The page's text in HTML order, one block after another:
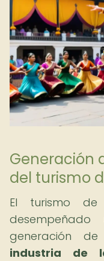
Generación
del turismo
El turismo
generación
industria de